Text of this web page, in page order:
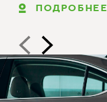
ПОДРОБНЕЕ